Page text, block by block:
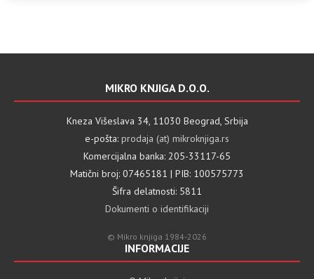
MIKRO KNJIGA D.O.O.
Kneza Višeslava 34, 11030 Beograd, Srbija
e-pošta: prodaja (at) mikroknjiga.rs
Komercijalna banka: 205-33117-65
Matični broj: 07465181 | PIB: 100575773
Šifra delatnosti: 5811
Dokumenti o identifikaciji
© Mikro knjiga 1984-2026
INFORMACIJE